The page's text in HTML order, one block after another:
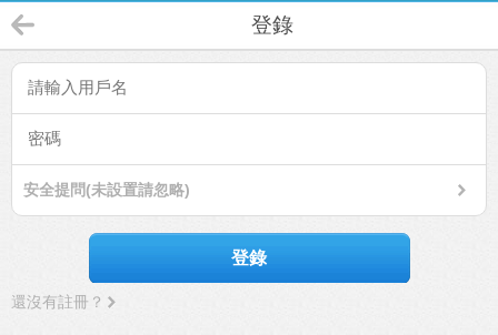
登錄
安全提問(未設置請忽略)
登錄
還沒有註冊？